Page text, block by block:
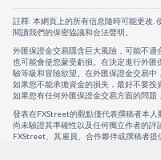
註釋: 本網頁上的所有信息隨時可能更改.
閱讀我們的保密協議和合法聲明。
外匯保證金交易隱含巨大風險，可能不
也可能會使您蒙受虧損。在決定進行外
驗等級和冒險欲望。在外匯保證金交易中
如果您不能承擔資金的損失，最好不要投
如果您有任何外匯保證金交易方面的問題
發表在FXStreet的觀點僅代表撰稿者本
尚未驗證其準確性以及任何獨立作者的
FXStreet、其雇員、合作夥伴或撰稿者